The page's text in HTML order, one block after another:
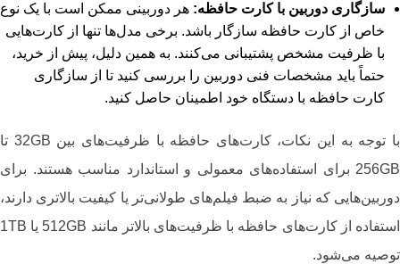
سازگاری دوربین با کارت حافظه: هر دوربینی ممکن است با یک نوع
خاص از کارت حافظه سازگار باشد. برخی مدل‌ها تنها از کارت‌هایی
با ظرفیت مشخص پشتیبانی می‌کنند. به همین دلیل، پیش از خرید،
حتماً باید مشخصات فنی دوربین را بررسی کنید تا از سازگاری
کارت حافظه با دستگاه خود اطمینان حاصل کنید.
با توجه به این نکات، کارت‌های حافظه با ظرفیت‌های بین 32GB تا
256GB برای استفاده‌های معمولی و استاندارد مناسب هستند. برای
دوربین‌هایی که نیاز به ضبط فیلم‌های طولانی‌تر یا کیفیت بالاتری دارند،
استفاده از کارت‌های حافظه با ظرفیت‌های بالاتر مانند 512GB یا 1TB
توصیه می‌شود.